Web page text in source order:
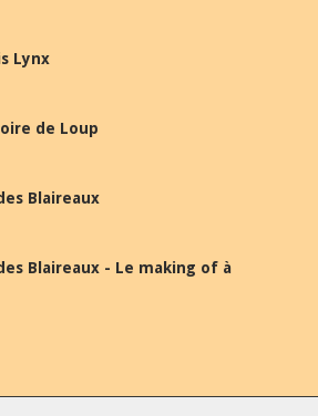
Lynx
de Loup
Blaireaux
Blaireaux - Le making of à